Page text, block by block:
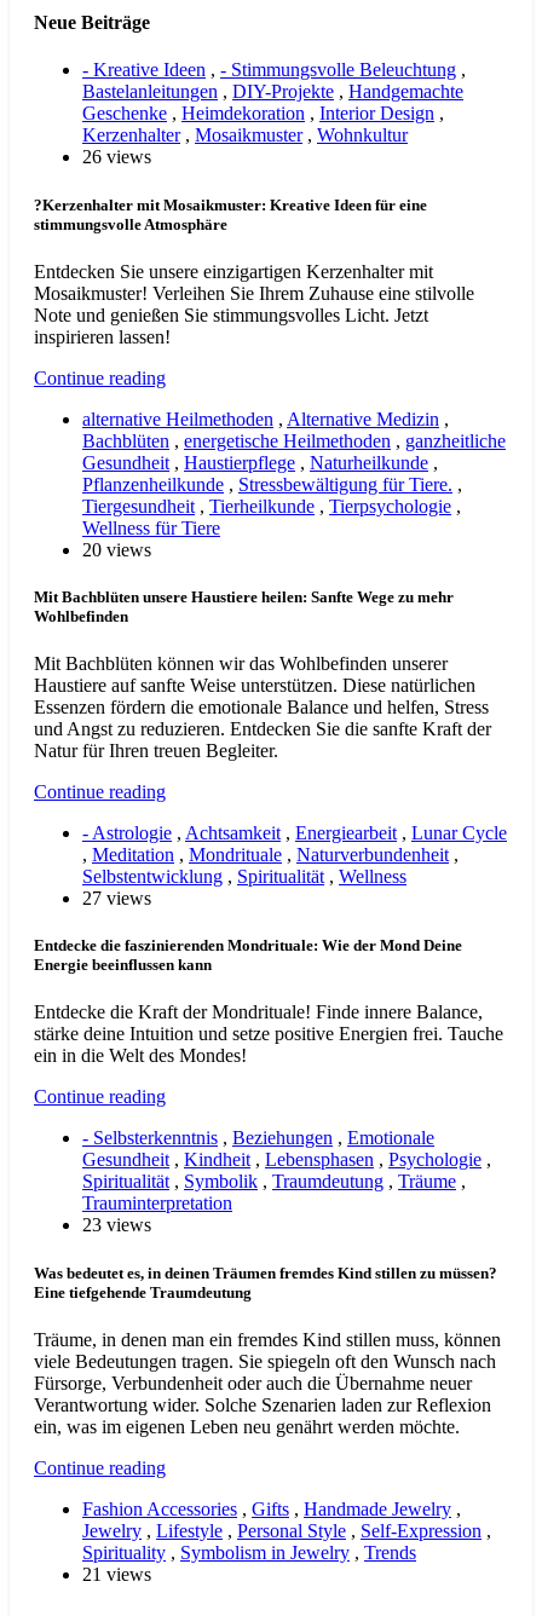
Neue Beiträge
- Kreative Ideen , - Stimmungsvolle Beleuchtung ,
Bastelanleitungen , DIY-Projekte , Handgemachte
Geschenke , Heimdekoration , Interior Design ,
Kerzenhalter, Mosaikmuster, Wohnkultur
26 views
?Kerzenhalter mit Mosaikmuster: Kreative Ideen für eine
stimmungsvolle Atmosphäre
Entdecken Sie unsere einzigartigen Kerzenhalter mit
Mosaikmuster! Verleihen Sie Ihrem Zuhause eine stilvolle
Note und genießen Sie stimmungsvolles Licht. Jetzt
inspirieren lassen!
Continue reading
alternative Heilmethoden , Alternative Medizin ,
Bachblüten , energetische Heilmethoden , ganzheitliche
Gesundheit , Haustierpflege , Naturheilkunde ,
Pflanzenheilkunde , Stressbewältigung für Tiere. ,
Tiergesundheit , Tierheilkunde , Tierpsychologie ,
Wellness für Tiere
20 views
Mit Bachblüten unsere Haustiere heilen: Sanfte Wege zu mehr
Wohlbefinden
Mit Bachblüten können wir das Wohlbefinden unserer
Haustiere auf sanfte Weise unterstützen. Diese natürlichen
Essenzen fördern die emotionale Balance und helfen, Stress
und Angst zu reduzieren. Entdecken Sie die sanfte Kraft der
Natur für Ihren treuen Begleiter.
Continue reading
- Astrologie , Achtsamkeit , Energiearbeit , Lunar Cycle
, Meditation , Mondrituale , Naturverbundenheit ,
Selbstentwicklung , Spiritualität , Wellness
27 views
Entdecke die faszinierenden Mondrituale: Wie der Mond Deine
Energie beeinflussen kann
Entdecke die Kraft der Mondrituale! Finde innere Balance,
stärke deine Intuition und setze positive Energien frei. Tauche
ein in die Welt des Mondes!
Continue reading
- Selbsterkenntnis , Beziehungen , Emotionale
Gesundheit, Kindheit, Lebensphasen , Psychologie ,
Spiritualität, Symbolik , Traumdeutung , Träume ,
Trauminterpretation
23 views
Was bedeutet es, in deinen Träumen fremdes Kind stillen zu müssen?
Eine tiefgehende Traumdeutung
Träume, in denen man ein fremdes Kind stillen muss, können
viele Bedeutungen tragen. Sie spiegeln oft den Wunsch nach
Fürsorge, Verbundenheit oder auch die Übernahme neuer
Verantwortung wider. Solche Szenarien laden zur Reflexion
ein, was im eigenen Leben neu genährt werden möchte.
Continue reading
Fashion Accessories , Gifts , Handmade Jewelry ,
Jewelry , Lifestyle , Personal Style , Self-Expression ,
Spirituality , Symbolism in Jewelry , Trends
21 views